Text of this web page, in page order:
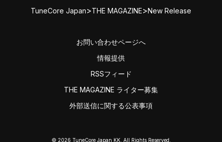
TuneCore Japan>THE MAGAZINE>New Release
お問い合わせページへ
情報提供
RSSフィード
THE MAGAZINE ライター募集
外部送信に関する公表事項
© 2026 TuneCore Japan KK. All Rights Reserved.